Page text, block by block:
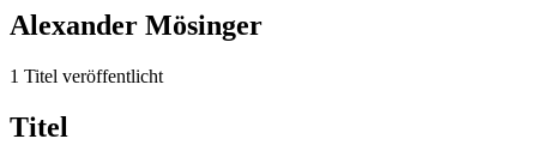
Alexander Mösinger
1 Titel veröffentlicht
Titel